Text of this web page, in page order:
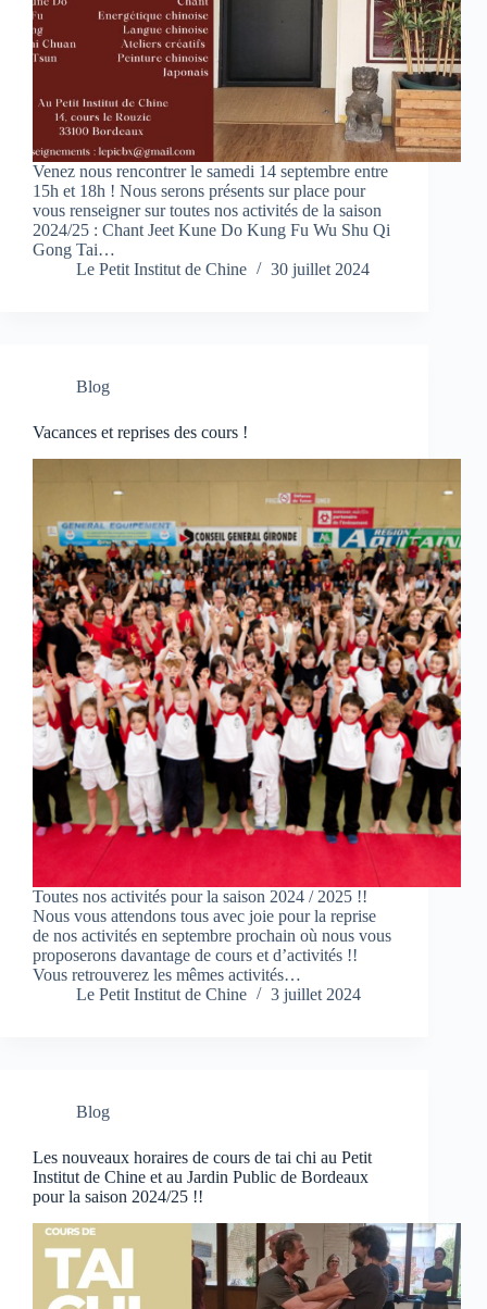
Venez nous rencontrer le samedi 14 septembre entre
15h et 18h ! Nous serons présents sur place pour
vous renseigner sur toutes nos activités de la saison
2024/25 : Chant Jeet Kune Do Kung Fu Wu Shu Qi
Gong Tai…
Le Petit Institut de Chine
30 juillet 2024
Blog
Vacances et reprises des cours !
Toutes nos activités pour la saison 2024 / 2025 !!
Nous vous attendons tous avec joie pour la reprise
de nos activités en septembre prochain où nous vous
proposerons davantage de cours et d’activités !!
Vous retrouverez les mêmes activités…
Le Petit Institut de Chine
3 juillet 2024
Blog
Les nouveaux horaires de cours de tai chi au Petit
Institut de Chine et au Jardin Public de Bordeaux
pour la saison 2024/25 !!